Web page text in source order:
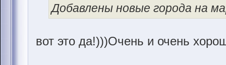
Добавлены новые города на
вот это да!)))Очень и очень